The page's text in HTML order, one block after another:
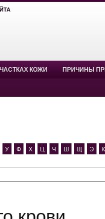
КОЖИ ПРИЧИНЫ
У Ф Х Ц Ч Ш Щ Э